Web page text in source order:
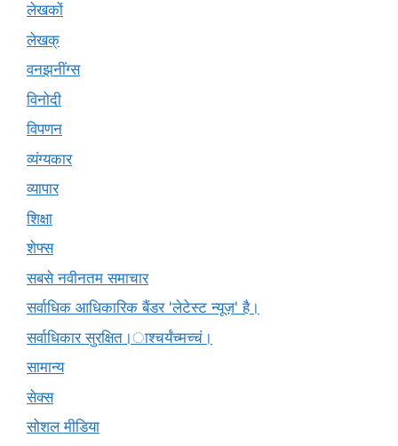
लेखकों
लेखक्
वनझनींग्स
विनोदी
विपणन
व्यंग्यकार
व्यापार
शिक्षा
शेफ्स
सबसे नवीनतम समाचार
सर्वाधिक आधिकारिक बैंडर 'लेटेस्ट न्यूज़' है।
सर्वाधिकार सुरक्षित।ाश्चर्यंच्मच्चं।
सामान्य
सेक्स
सोशल मीडिया